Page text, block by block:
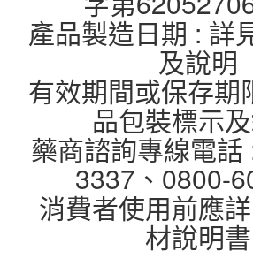
產品製造日期 : 詳
及說明
有效期間或保存期
品包裝標示
藥商諮詢專線電
3337、0800-
消費者使用前應
材說明書